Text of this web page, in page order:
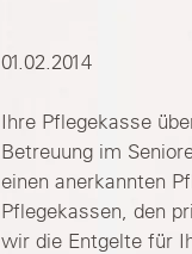
01.02.2014
Ihre Pflegekasse
Betreuung im
einen anerkannten
Pflegekassen, den
wir die Entgelte für